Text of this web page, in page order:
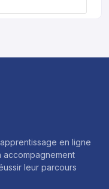
Civique du
en ligne
leur parcours